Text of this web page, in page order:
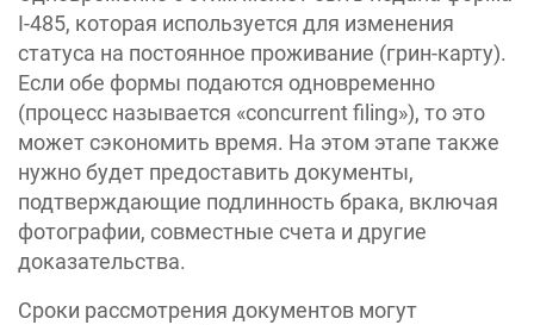
I-485, которая используется для изменения
статуса на постоянное проживание (грин-карту).
Если обе формы подаются одновременно
(процесс называется «concurrent filing»), то это
может сэкономить время. На этом этапе также
нужно будет предоставить документы,
подтверждающие подлинность брака, включая
фотографии, совместные счета и другие
доказательства.
Сроки рассмотрения документов могут